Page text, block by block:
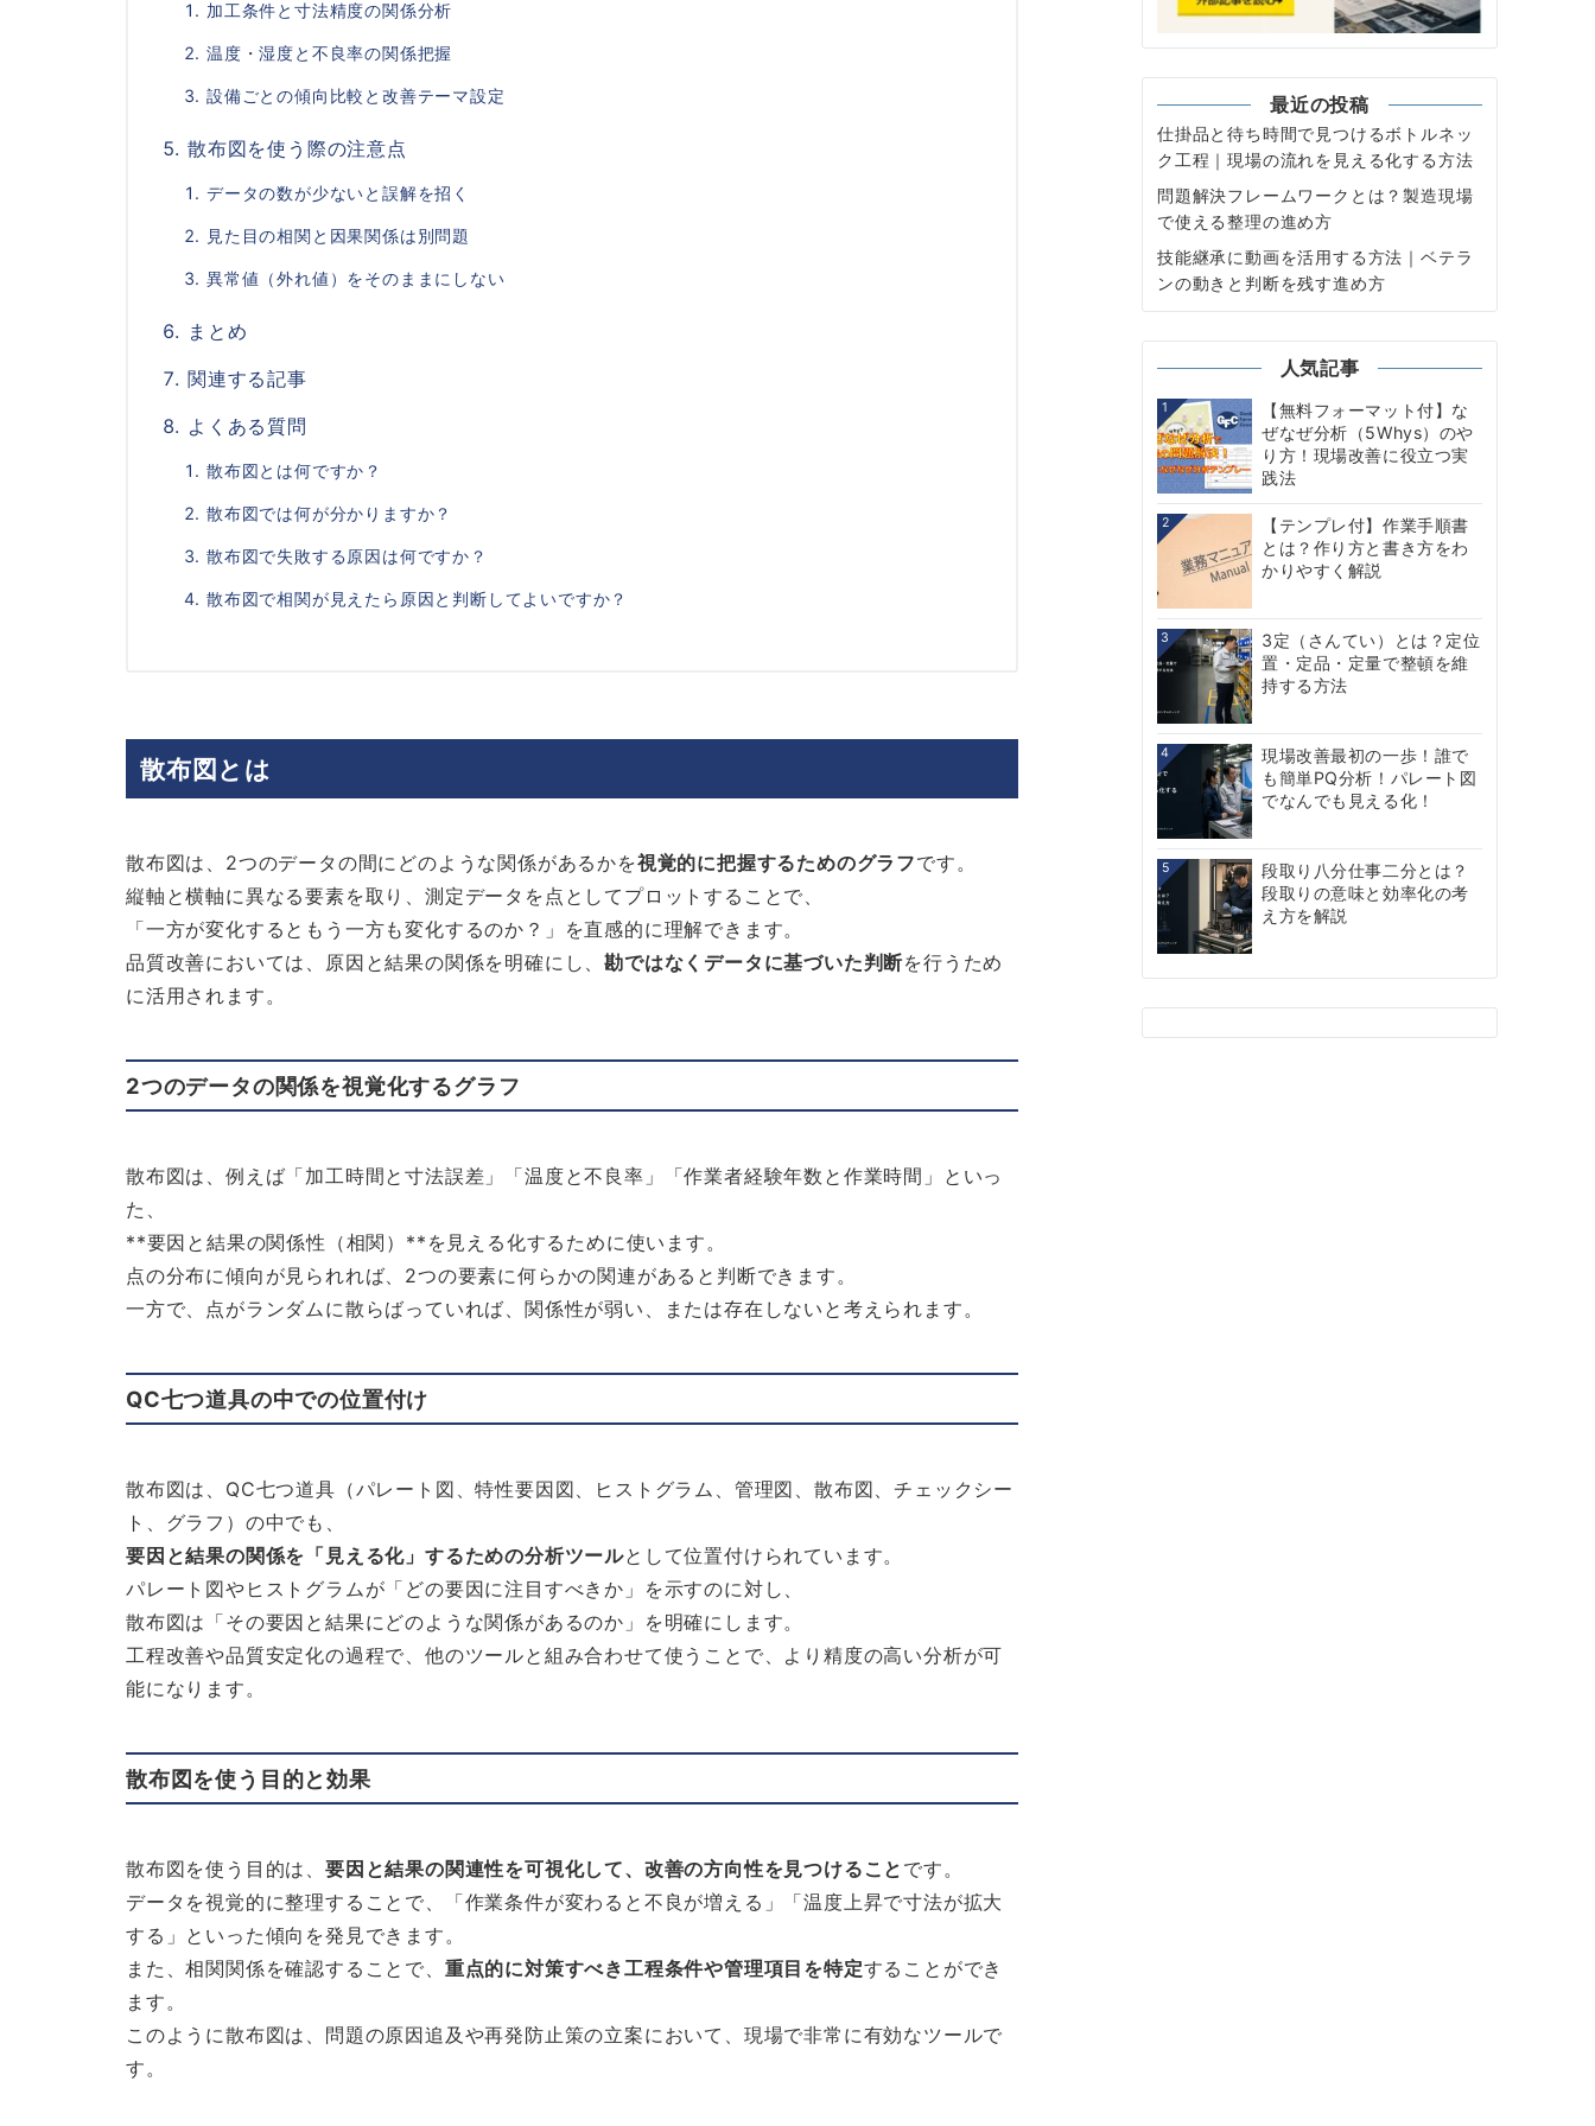
加工条件と寸法精度の関係分析
温度・湿度と不良率の関係把握
設備ごとの傾向比較と改善テーマ設定
散布図を使う際の注意点
データの数が少ないと誤解を招く
見た目の相関と因果関係は別問題
異常値（外れ値）をそのままにしない
まとめ
関連する記事
よくある質問
散布図とは何ですか？
散布図では何が分かりますか？
散布図で失敗する原因は何ですか？
散布図で相関が見えたら原因と判断してよいですか？
散布図とは
散布図は、2つのデータの間にどのような関係があるかを視覚的に把握するためのグラフです。
縦軸と横軸に異なる要素を取り、測定データを点としてプロットすることで、
「一方が変化するともう一方も変化するのか？」を直感的に理解できます。
品質改善においては、原因と結果の関係を明確にし、勘ではなくデータに基づいた判断を行うため
に活用されます。
2つのデータの関係を視覚化するグラフ
散布図は、例えば「加工時間と寸法誤差」「温度と不良率」「作業者経験年数と作業時間」といっ
た、
**要因と結果の関係性（相関）**を見える化するために使います。
点の分布に傾向が見られれば、2つの要素に何らかの関連があると判断できます。
一方で、点がランダムに散らばっていれば、関係性が弱い、または存在しないと考えられます。
QC七つ道具の中での位置付け
散布図は、QC七つ道具（パレート図、特性要因図、ヒストグラム、管理図、散布図、チェックシー
ト、グラフ）の中でも、
要因と結果の関係を「見える化」するための分析ツールとして位置付けられています。
パレート図やヒストグラムが「どの要因に注目すべきか」を示すのに対し、
散布図は「その要因と結果にどのような関係があるのか」を明確にします。
工程改善や品質安定化の過程で、他のツールと組み合わせて使うことで、より精度の高い分析が可
能になります。
散布図を使う目的と効果
散布図を使う目的は、 要因と結果の関連性を可視化して、改善の方向性を見つけること です。
データを視覚的に整理することで、「作業条件が変わると不良が増える」「温度上昇で寸法が拡大
する」といった傾向を発見できます。
また、相関関係を確認することで、 重点的に対策すべき工程条件や管理項目を特定することができ
ます。
このように散布図は、問題の原因追及や再発防止策の立案において、現場で非常に有効なツールで
す。
最近の投稿
仕掛品と待ち時間で見つけるボトルネッ
ク工程｜現場の流れを見える化する方法
問題解決フレームワークとは？製造現場
で使える整理の進め方
技能継承に動画を活用する方法｜ベテラ
ンの動きと判断を残す進め方
人気記事
1
【無料フォーマット付】な
ぜなぜ分析（5Whys）のや
り方！現場改善に役立つ実
践法
2
【テンプレ付】作業手順書
とは？作り方と書き方をわ
かりやすく解説
3
3定（さんてい）とは？定位
置・定品・定量で整頓を維
持する方法
4
現場改善最初の一歩！誰で
も簡単PQ分析！パレート図
でなんでも見える化！
5
段取り八分仕事二分とは？
段取りの意味と効率化の考
え方を解説